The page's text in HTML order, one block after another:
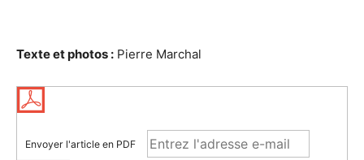
Texte et photos : Pierre Marchal
Envoyer l'article en PDF